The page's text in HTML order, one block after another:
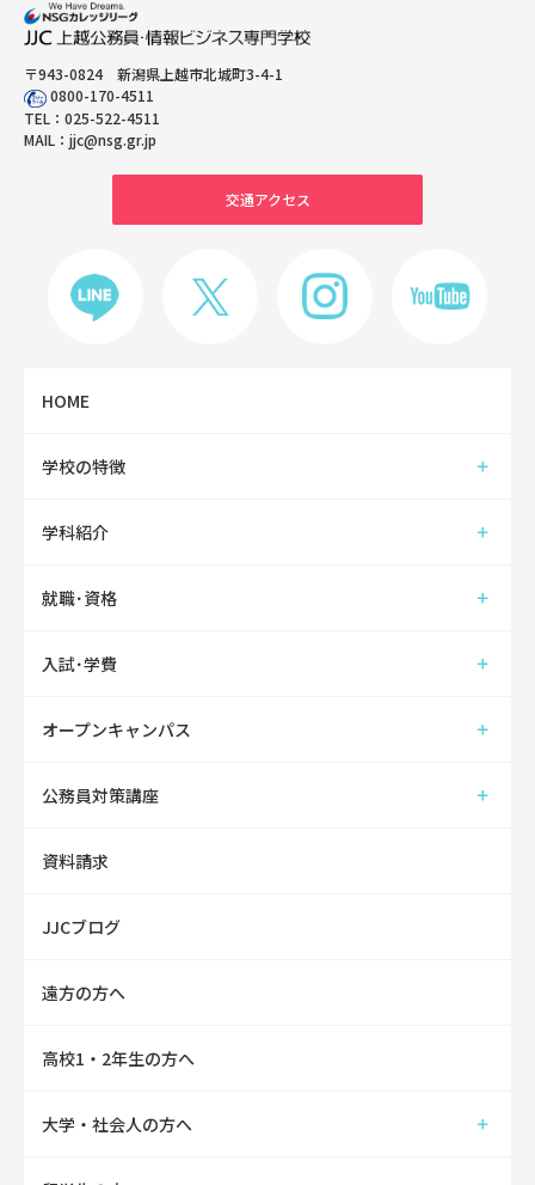
〒943-0824 新潟県上越市北城町3-4-1
0800-170-4511
TEL： 025-522-4511
MAIL： jjc@nsg.gr.jp
交通アクセス
HOME
学校の特徴
学科紹介
就職･資格
入試･学費
オープンキャンパス
公務員対策講座
資料請求
JJCブログ
遠方の方へ
高校1・2年生の方へ
大学・社会人の方へ